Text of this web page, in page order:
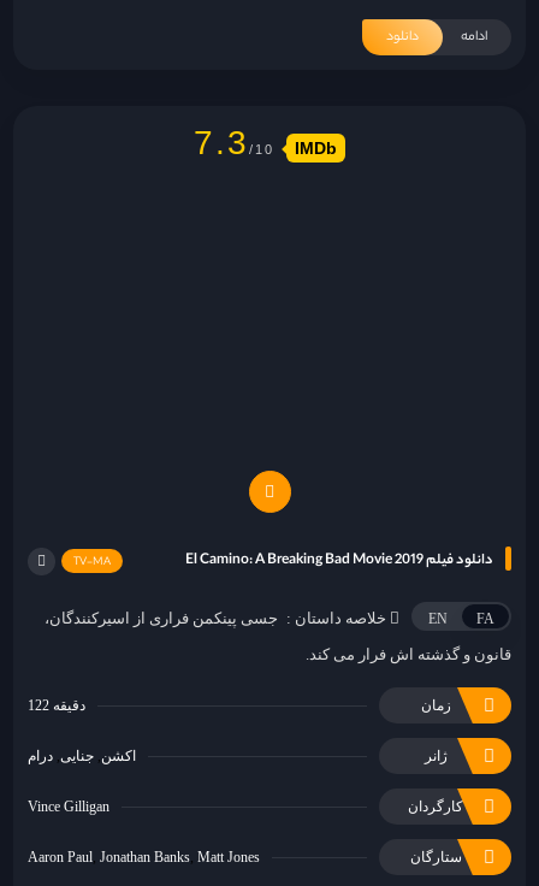
ادامه دانلود
دانلود فیلم El Camino: A Breaking Bad Movie 2019 TV-MA
FA
EN خلاصه داستان : جسی پینکمن فراری از اسیرکنندگان،
قانون و گذشته اش فرار می کند.
زمان 122 دقیقه
ژانر اکشن جنایی درام
کارگردان Vince Gilligan
ستارگان Aaron Paul Jonathan Banks Matt Jones
7.3 IMDb